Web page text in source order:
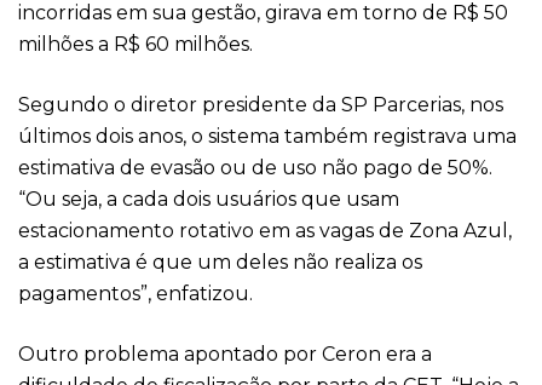
incorridas em sua gestão, girava em torno de R$ 50
milhões a R$ 60 milhões.
Segundo o diretor presidente da SP Parcerias, nos
últimos dois anos, o sistema também registrava uma
estimativa de evasão ou de uso não pago de 50%.
“Ou seja, a cada dois usuários que usam
estacionamento rotativo em as vagas de Zona Azul,
a estimativa é que um deles não realiza os
pagamentos”, enfatizou.
Outro problema apontado por Ceron era a